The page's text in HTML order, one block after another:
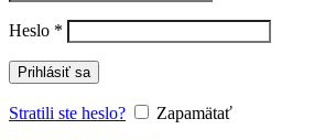
Heslo * Povinné
Prihlásiť sa
Stratili ste heslo?
Zapamätať